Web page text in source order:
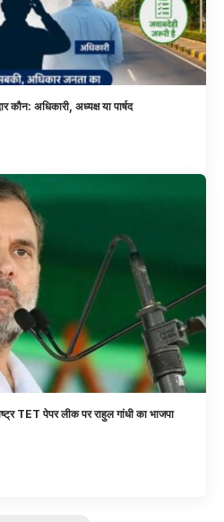
कौन: अधिकारी, अध्यक्ष या पार्षद
TET पेपर लीक पर राहुल गांधी का भाजपा